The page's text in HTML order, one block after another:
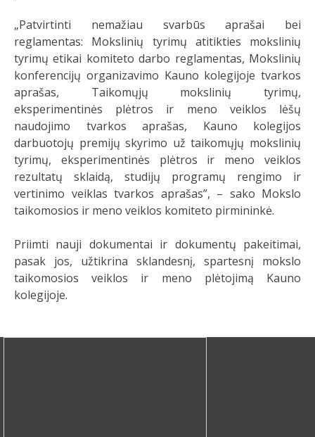
„Patvirtinti nemažiau svarbūs aprašai bei
reglamentas: Mokslinių tyrimų atitikties mokslinių
tyrimų etikai komiteto darbo reglamentas, Mokslinių
konferencijų organizavimo Kauno kolegijoje tvarkos
aprašas, Taikomųjų mokslinių tyrimų,
eksperimentinės plėtros ir meno veiklos lėšų
naudojimo tvarkos aprašas, Kauno kolegijos
darbuotojų premijų skyrimo už taikomųjų mokslinių
tyrimų, eksperimentinės plėtros ir meno veiklos
rezultatų sklaidą, studijų programų rengimo ir
vertinimo veiklas tvarkos aprašas”, – sako Mokslo
taikomosios ir meno veiklos komiteto pirmininkė.
Priimti nauji dokumentai ir dokumentų pakeitimai,
pasak jos, užtikrina sklandesnį, spartesnį mokslo
taikomosios veiklos ir meno plėtojimą Kauno
kolegijoje.